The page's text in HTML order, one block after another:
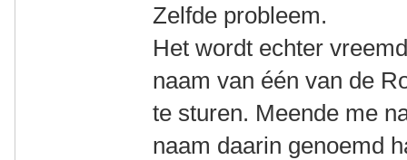
Zelfde probleem.
Het wordt echter
naam van één van de
te sturen. Meende me
naam daarin genoemd